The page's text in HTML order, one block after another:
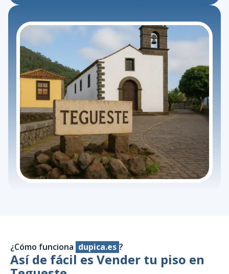
¿Cómo funciona dupica.es ?
Así de fácil es Vender tu piso en